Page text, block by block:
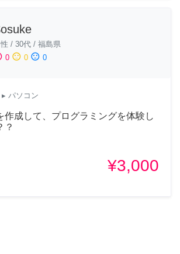
/ 30代 / 福島県
0 sentiment_neutral 0 sentiment_dissatisfied 0
▸ パソコン
作成して、プログラミングを体験し
？
¥3,000